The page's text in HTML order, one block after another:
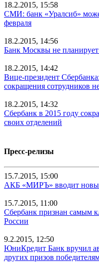
18.2.2015, 15:58
СМИ: банк «Уралсиб»
февраля
18.2.2015, 14:56
Банк Москвы не планирует
18.2.2015, 14:42
Вице-президент
сокращения сотрудников
18.2.2015, 14:32
Сбербанк в 2015 году
своих отделений
Пресс-релизы
15.7.2015, 15:00
АКБ «МИРЪ» вводит
15.7.2015, 11:00
Сбербанк признан самым
России
9.2.2015, 12:50
ЮниКредит Банк вручил
других призов